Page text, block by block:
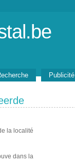
Publicité
la localité
dans la